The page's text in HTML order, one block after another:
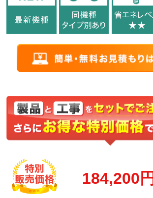
184,200円